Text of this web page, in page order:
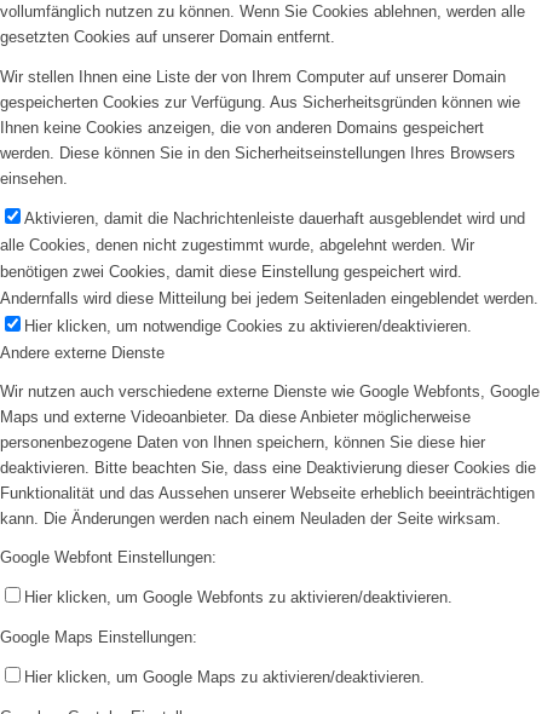
vollumfänglich nutzen zu können. Wenn Sie Cookies ablehnen, werden alle
gesetzten Cookies auf unserer Domain entfernt.
Wir stellen Ihnen eine Liste der von Ihrem Computer auf unserer Domain
gespeicherten Cookies zur Verfügung. Aus Sicherheitsgründen können wie
Ihnen keine Cookies anzeigen, die von anderen Domains gespeichert
werden. Diese können Sie in den Sicherheitseinstellungen Ihres Browsers
einsehen.
Aktivieren, damit die Nachrichtenleiste dauerhaft ausgeblendet wird und
alle Cookies, denen nicht zugestimmt wurde, abgelehnt werden. Wir
benötigen zwei Cookies, damit diese Einstellung gespeichert wird.
Andernfalls wird diese Mitteilung bei jedem Seitenladen eingeblendet werden.
Hier klicken, um notwendige Cookies zu aktivieren/deaktivieren.
Andere externe Dienste
Wir nutzen auch verschiedene externe Dienste wie Google Webfonts, Google
Maps und externe Videoanbieter. Da diese Anbieter möglicherweise
personenbezogene Daten von Ihnen speichern, können Sie diese hier
deaktivieren. Bitte beachten Sie, dass eine Deaktivierung dieser Cookies die
Funktionalität und das Aussehen unserer Webseite erheblich beeinträchtigen
kann. Die Änderungen werden nach einem Neuladen der Seite wirksam.
Google Webfont Einstellungen:
Hier klicken, um Google Webfonts zu aktivieren/deaktivieren.
Google Maps Einstellungen:
Hier klicken, um Google Maps zu aktivieren/deaktivieren.